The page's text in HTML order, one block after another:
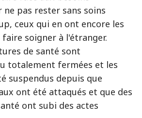
ne pas rester sans soins
ceux qui en ont encore les
faire soigner à l'étranger.
de santé sont
totalement fermées et les
suspendus depuis que
ont été attaqués et que des
ont subi des actes